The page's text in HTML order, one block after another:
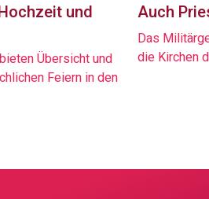
und
Übersicht und
Feiern in den
Auch
Das
die Kirchen